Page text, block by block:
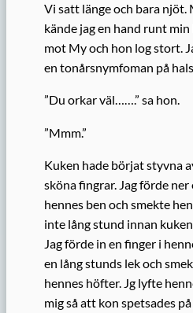
Vi satt länge och bara njöt.
kände jag en hand runt
mot My och hon log stort.
en tonårsnymfoman på
”Du orkar väl…….” sa hon.
”Mmm.”
Kuken hade börjat styvna
sköna fingrar. Jag förde ner
hennes ben och smekte
inte lång stund innan
Jag förde in en finger i
en lång stunds lek och
hennes höfter. Jg lyfte
mig så att kon spetsades